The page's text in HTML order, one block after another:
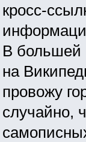
кросс-
В большей
на
провожу
случайно,